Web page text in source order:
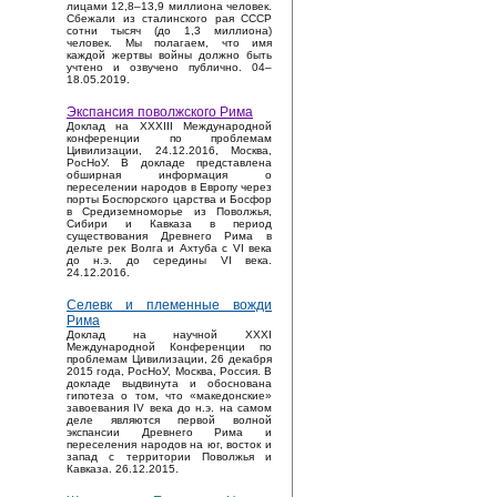
лицами 12,8–13,9 миллиона человек.
Сбежали из сталинского рая СССР
сотни тысяч (до 1,3 миллиона)
человек. Мы полагаем, что имя
каждой жертвы войны должно быть
учтено и озвучено публично. 04–
18.05.2019.
Экспансия поволжского Рима
Доклад на XXXIII Международной
конференции по проблемам
Цивилизации, 24.12.2016, Москва,
РосНоУ. В докладе представлена
обширная информация о
переселении народов в Европу через
порты Боспорского царства и Босфор
в Средиземноморье из Поволжья,
Сибири и Кавказа в период
существования Древнего Рима в
дельте рек Волга и Ахтуба с VI века
до н.э. до середины VI века.
24.12.2016.
Селевк и племенные вожди
Рима
Доклад на научной XXXI
Международной Конференции по
проблемам Цивилизации, 26 декабря
2015 года, РосНоУ, Москва, Россия. В
докладе выдвинута и обоснована
гипотеза о том, что «македонские»
завоевания IV века до н.э. на самом
деле являются первой волной
экспансии Древнего Рима и
переселения народов на юг, восток и
запад с территории Поволжья и
Кавказа. 26.12.2015.